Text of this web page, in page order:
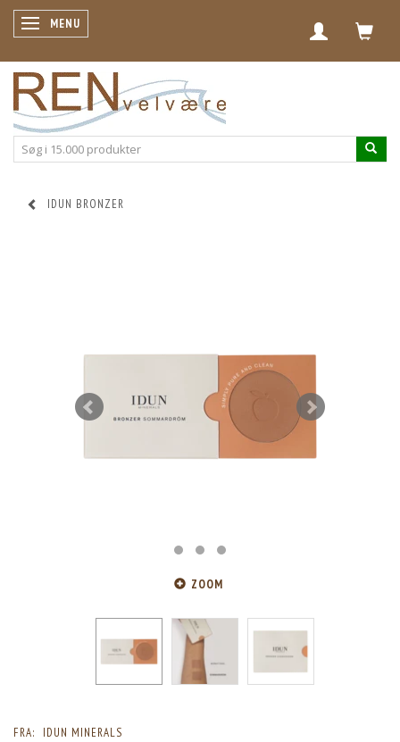
SKIFTE NAVIGATION
MENU
IDUN BRONZER
ZOOM
FRA: IDUN MINERALS